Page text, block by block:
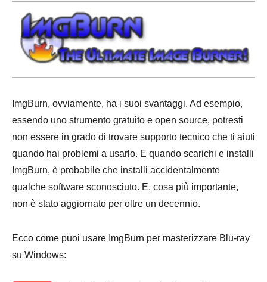
ImgBurn, ovviamente, ha i suoi svantaggi. Ad esempio,
essendo uno strumento gratuito e open source, potresti
non essere in grado di trovare supporto tecnico che ti aiuti
quando hai problemi a usarlo. E quando scarichi e installi
ImgBurn, è probabile che installi accidentalmente
qualche software sconosciuto. E, cosa più importante,
non è stato aggiornato per oltre un decennio.
Ecco come puoi usare ImgBurn per masterizzare Blu-ray
su Windows: